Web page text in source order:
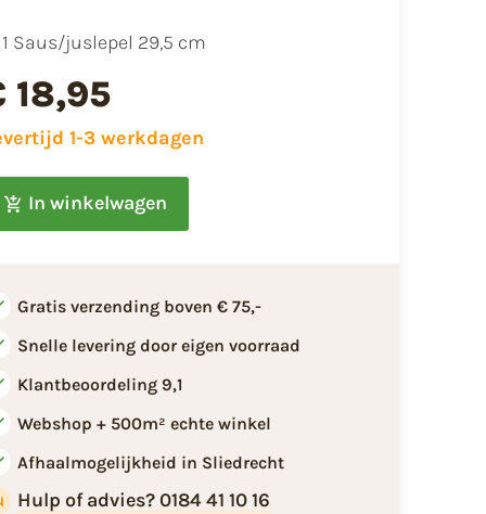
1 Saus/juslepel 29,5 cm
18,95
1-3 werkdagen
In winkelwagen
Gratis verzending boven € 75,-
Snelle levering door eigen voorraad
Klantbeoordeling 9,1
Webshop + 500m² echte winkel
Afhaalmogelijkheid in Sliedrecht
Hulp of advies? 0184 41 10 16